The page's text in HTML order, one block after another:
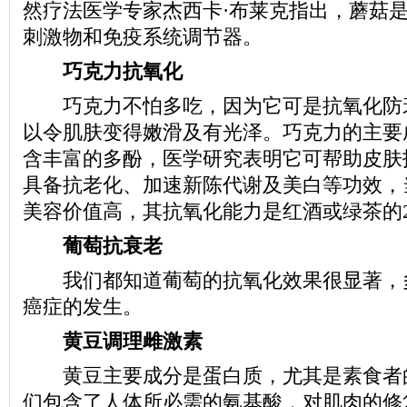
然疗法医学专家杰西卡·布莱克指出，蘑菇
刺激物和免疫系统调节器。
巧克力抗氧化
巧克力不怕多吃，因为它可是抗氧化防
以令肌肤变得嫩滑及有光泽。巧克力的主
含丰富的多酚，医学研究表明它可帮助皮
具备抗老化、加速新陈代谢及美白等功效
美容价值高，其抗氧化能力是红酒或绿茶的
葡萄抗衰老
我们都知道葡萄的抗氧化效果很显著，
癌症的发生。
黄豆调理雌激素
黄豆主要成分是蛋白质，尤其是素食者
们包含了人体所必需的氨基酸，对肌肉的